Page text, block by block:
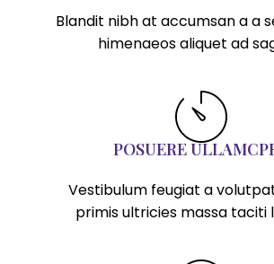
Blandit nibh at accumsan a a
himenaeos aliquet ad
POSUERE
Vestibulum feugiat a
primis ultricies massa taciti